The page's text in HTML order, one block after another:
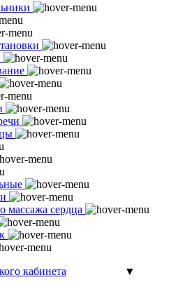
массажа сердца
кабинета
▼